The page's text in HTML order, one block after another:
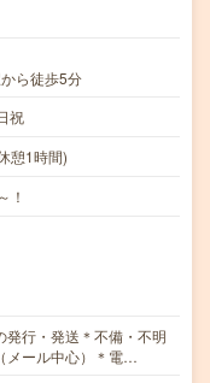
ら徒歩5分
祝
憩1時間)
！
発行・発送＊不備・不明
メール中心）＊電…